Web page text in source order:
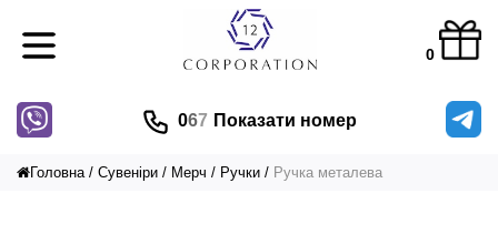
0
067 Показати номер
Головна Сувеніри Мерч Ручки Ручка металева